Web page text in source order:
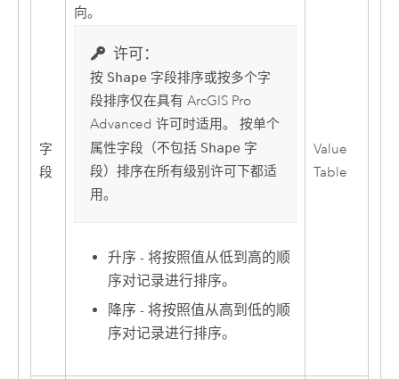
字
段
向。
许可：
按 Shape 字段排序或按多个字
段排序仅在具有ArcGIS Pro
Advanced 许可时适用。 按单个
属性字段（不包括 Shape 字
段）排序在所有级别许可下都适
用。
升序 - 将按照值从低到高的顺
序对记录进行排序。
降序 - 将按照值从高到低的顺
序对记录进行排序。
Value
Table